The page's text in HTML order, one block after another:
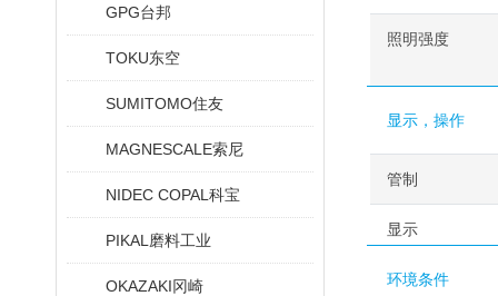
GPG台邦
TOKU东空
SUMITOMO住友
MAGNESCALE索尼
NIDEC COPAL科宝
PIKAL磨料工业
OKAZAKI冈崎
照明强度
显示，操作
管制
显示
环境条件